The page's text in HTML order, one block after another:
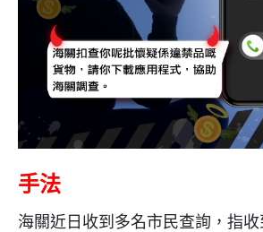
手法
海關近日收到多名市民查詢，指